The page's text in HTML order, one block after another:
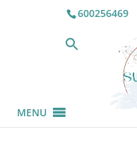
600256469
MENU